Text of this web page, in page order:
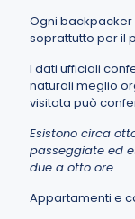
Ogni backpacker
soprattutto per il
I dati ufficiali
naturali meglio
visitata può
Esistono circa
passeggiate ed
due a otto ore.
Appartamenti e